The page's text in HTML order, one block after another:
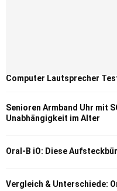
Computer Lautsprecher
Senioren Armband Uhr mit
Unabhängigkeit im Alter
Oral-B iO: Diese
Vergleich & Unterschiede: